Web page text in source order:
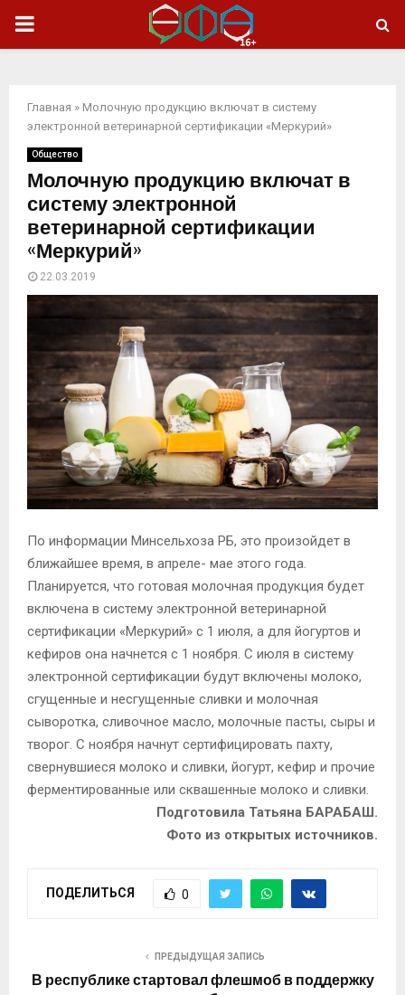
ОСНОВНОЕ
Главная » Молочную продукцию включат в систему
электронной ветеринарной сертификации «Меркурий»
Общество
Молочную продукцию включат в
систему электронной
ветеринарной сертификации
«Меркурий»
22.03.2019
По информации Минсельхоза РБ, это произойдет в
ближайшее время, в апреле- мае этого года.
Планируется, что готовая молочная продукция будет
включена в систему электронной ветеринарной
сертификации «Меркурий» с 1 июля, а для йогуртов и
кефиров она начнется с 1 ноября. С июля в систему
электронной сертификации будут включены молоко,
сгущенные и несгущенные сливки и молочная
сыворотка, сливочное масло, молочные пасты, сыры и
творог. С ноября начнут сертифицировать пахту,
свернувшиеся молоко и сливки, йогурт, кефир и прочие
ферментированные или сквашенные молоко и сливки.
Подготовила Татьяна БАРАБАШ.
Фото из открытых источников.
ПОДЕЛИТЬСЯ 0
ПРЕДЫДУЩАЯ ЗАПИСЬ
В республике стартовал флешмоб в поддержку